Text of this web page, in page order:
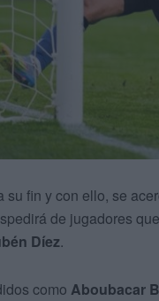
su fin y con ello, se
de jugadores
Díez.
como Aboubacar